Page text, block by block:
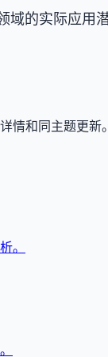
的实际应用潜
情和同主题更新。
。